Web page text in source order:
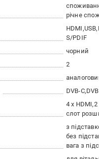
річне
HDMI USB
S/PDIF
чорний
2
DVB-C
4 x HDMI 2
слот
з
без
вага з